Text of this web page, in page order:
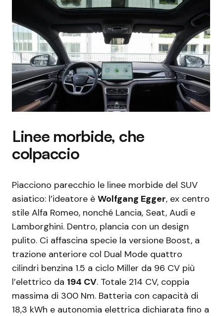
Linee morbide, che
colpaccio
Piacciono parecchio le linee morbide del SUV
asiatico: l’ideatore è Wolfgang Egger, ex centro
stile Alfa Romeo, nonché Lancia, Seat, Audi e
Lamborghini. Dentro, plancia con un design
pulito. Ci affascina specie la versione Boost, a
trazione anteriore col Dual Mode quattro
cilindri benzina 1.5 a ciclo Miller da 96 CV più
l’elettrico da 194 CV. Totale 214 CV, coppia
massima di 300 Nm. Batteria con capacità di
18,3 kWh e autonomia elettrica dichiarata fino a